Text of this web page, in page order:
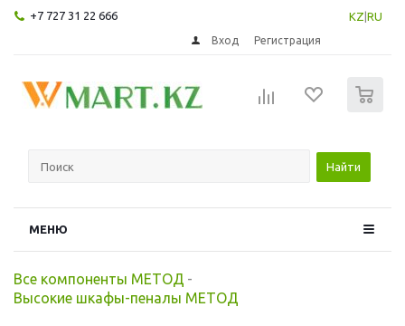
+7 727 31 22 666 KZ RU
Вход Регистрация
Найти
МЕНЮ
Все компоненты МЕТОД -
Высокие шкафы-пеналы МЕТОД